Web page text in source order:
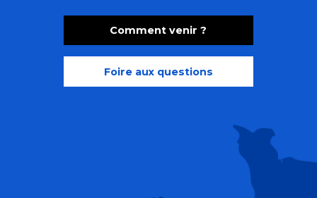
Comment venir ?
Foire aux questions